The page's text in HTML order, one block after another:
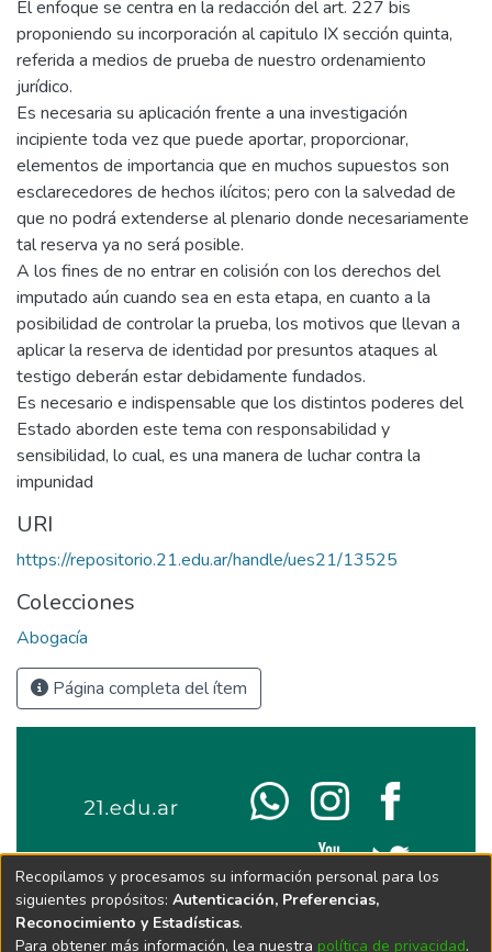
El enfoque se centra en la redacción del art. 227 bis
proponiendo su incorporación al capitulo IX sección quinta,
referida a medios de prueba de nuestro ordenamiento
jurídico.
Es necesaria su aplicación frente a una investigación
incipiente toda vez que puede aportar, proporcionar,
elementos de importancia que en muchos supuestos son
esclarecedores de hechos ilícitos; pero con la salvedad de
que no podrá extenderse al plenario donde necesariamente
tal reserva ya no será posible.
A los fines de no entrar en colisión con los derechos del
imputado aún cuando sea en esta etapa, en cuanto a la
posibilidad de controlar la prueba, los motivos que llevan a
aplicar la reserva de identidad por presuntos ataques al
testigo deberán estar debidamente fundados.
Es necesario e indispensable que los distintos poderes del
Estado aborden este tema con responsabilidad y
sensibilidad, lo cual, es una manera de luchar contra la
impunidad
URI
https://repositorio.21.edu.ar/handle/ues21/13525
Colecciones
Abogacía
Página completa del ítem
Recopilamos y procesamos su información personal para los
siguientes propósitos: Autenticación, Preferencias,
Reconocimiento y Estadísticas.
Para obtener más información, lea nuestra política de privacidad.